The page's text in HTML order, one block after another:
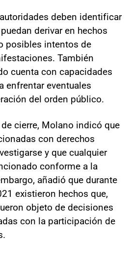
deben identificar
derivar en hechos
posibles intentos de
También
cuenta con capacidades
enfrentar eventuales
del orden público.
cierre, Molano indicó que
con derechos
y que cualquier
conforme a la
añadió que durante
existieron hechos que,
objeto de decisiones
con la participación de